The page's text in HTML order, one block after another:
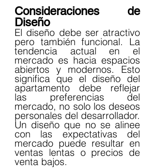
Consideraciones de
Diseño
El diseño debe ser atractivo
pero también funcional. La
tendencia actual en el
mercado es hacia espacios
abiertos y modernos. Esto
significa que el diseño del
apartamento debe reflejar
las preferencias del
mercado, no solo los deseos
personales del desarrollador.
Un diseño que no se alinee
con las expectativas del
mercado puede resultar en
ventas lentas o precios de
venta bajos.